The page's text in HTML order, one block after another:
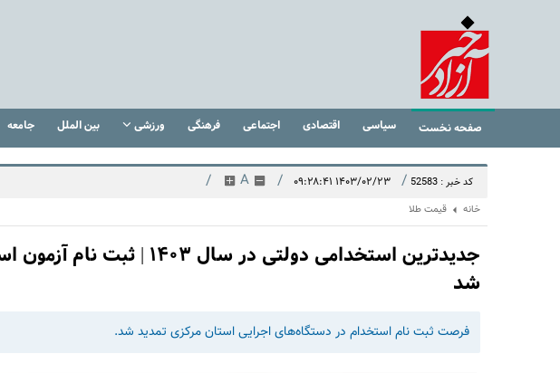
صفحه نخست سیاسی اقتصادی اجتماعی فرهنگی ورزشی بین الملل جامعه
کد خبر : 52583 / ۱۴۰۳/۰۲/۲۳ ۰۹:۲۸:۴۱ /
A
/
خانه قیمت طلا
شد
فرصت ثبت نام استخدام در دستگاه‌های اجرایی استان مرکزی تمدید شد.